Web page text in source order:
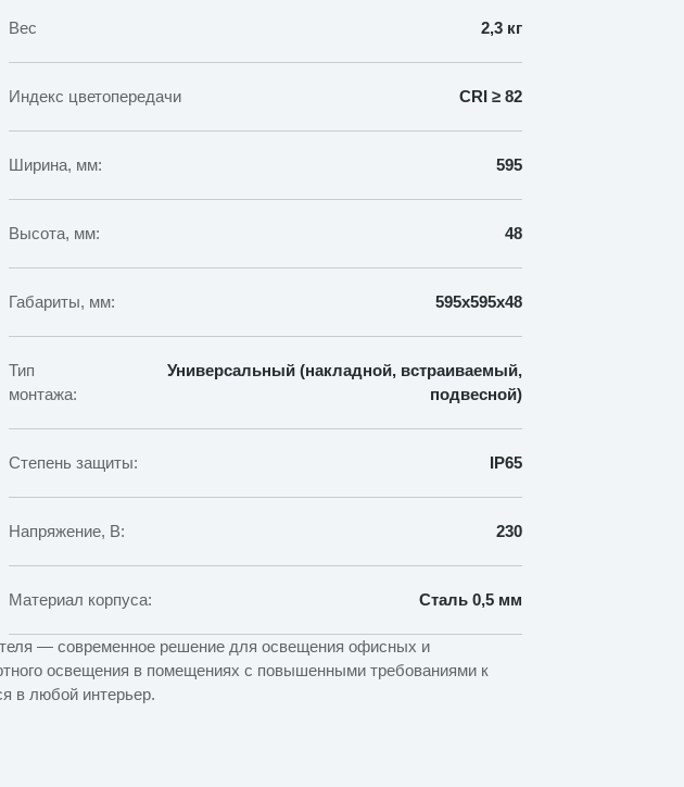
Вес 2,3 кг
Индекс цветопередачи CRI ≥ 82
Ширина, мм: 595
Высота, мм: 48
Габариты, мм: 595х595х48
Тип
монтажа:
Универсальный (накладной, встраиваемый,
подвесной)
Степень защиты: IP65
Напряжение, В: 230
Материал корпуса: Сталь 0,5 мм
— современное решение для освещения офисных и
освещения в помещениях с повышенными требованиями к
в любой интерьер.